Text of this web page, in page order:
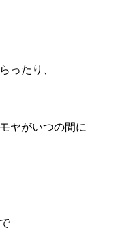
ったり、
ヤがいつの間に